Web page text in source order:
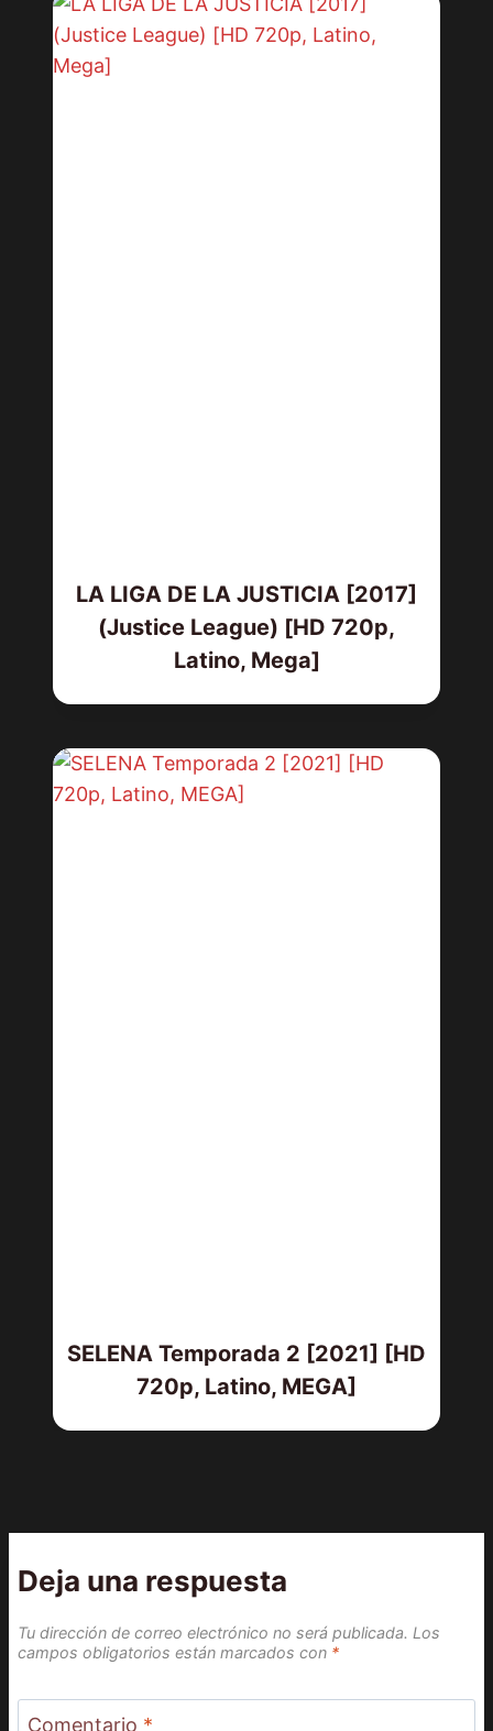
LA LIGA DE LA JUSTICIA [2017]
(Justice League) [HD 720p,
Latino, Mega]
SELENA Temporada 2 [2021] [HD
720p, Latino, MEGA]
Deja una respuesta
Tu dirección de correo electrónico no será publicada. Los
campos obligatorios están marcados con *
Comentario *